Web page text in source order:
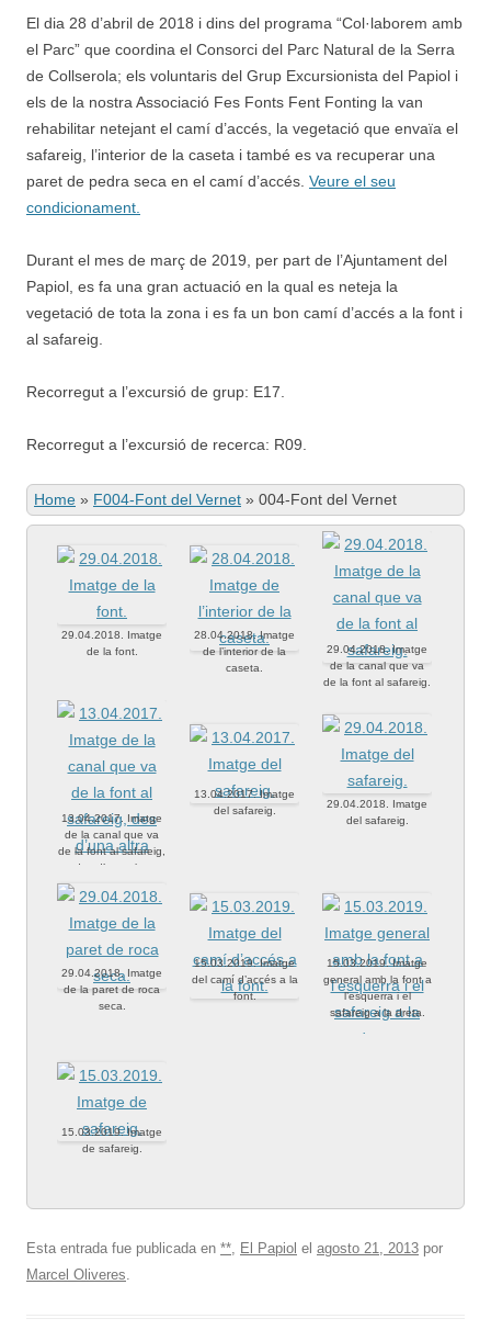
El dia 28 d’abril de 2018 i dins del programa “Col·laborem amb
el Parc” que coordina el Consorci del Parc Natural de la Serra
de Collserola; els voluntaris del Grup Excursionista del Papiol i
els de la nostra Associació Fes Fonts Fent Fonting la van
rehabilitar netejant el camí d’accés, la vegetació que envaïa el
safareig, l’interior de la caseta i també es va recuperar una
paret de pedra seca en el camí d’accés. Veure el seu
condicionament.
Durant el mes de març de 2019, per part de l’Ajuntament del
Papiol, es fa una gran actuació en la qual es neteja la
vegetació de tota la zona i es fa un bon camí d’accés a la font i
al safareig.
Recorregut a l’excursió de grup: E17.
Recorregut a l’excursió de recerca: R09.
Home » F004-Font del Vernet » 004-Font del Vernet
29.04.2018. Imatge
de la font.
28.04.2018. Imatge
de l’interior de la
caseta.
29.04.2018. Imatge
de la canal que va
de la font al safareig.
13.04.2017. Imatge
de la canal que va
de la font al safareig,
des d’una altra
13.04.2017. Imatge
del safareig.
29.04.2018. Imatge
del safareig.
29.04.2018. Imatge
de la paret de roca
seca.
15.03.2019. Imatge
del camí d’accés a la
font.
15.03.2019. Imatge
general amb la font a
l’esquerra i el
safareig a la dreta.
15.03.2019. Imatge
de safareig.
Esta entrada fue publicada en **, El Papiol el agosto 21, 2013 por
Marcel Oliveres.